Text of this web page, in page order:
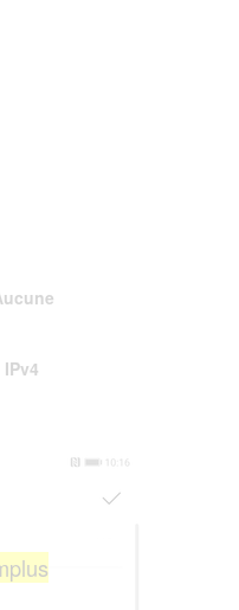
IPv4